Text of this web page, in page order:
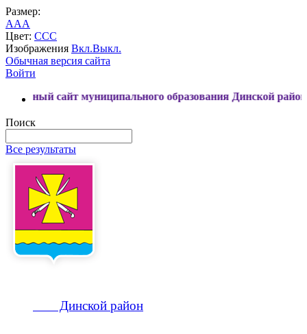
Размер:
AAA
Цвет: CCC
Изображения Вкл.Выкл.
Обычная версия сайта
Войти
муниципального образования Динской район
Поиск
Все результаты
Динской район